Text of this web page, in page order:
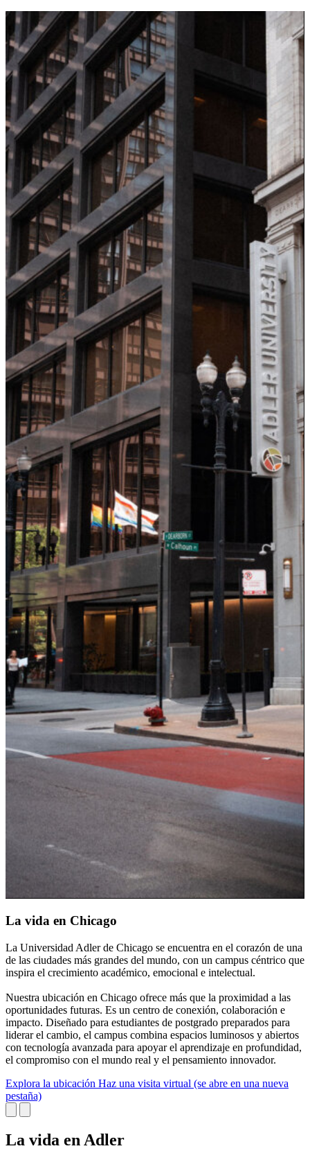
La vida en Chicago
La Universidad Adler de Chicago se encuentra en el corazón de una
de las ciudades más grandes del mundo, con un campus céntrico que
inspira el crecimiento académico, emocional e intelectual.
Nuestra ubicación en Chicago ofrece más que la proximidad a las
oportunidades futuras. Es un centro de conexión, colaboración e
impacto. Diseñado para estudiantes de postgrado preparados para
liderar el cambio, el campus combina espacios luminosos y abiertos
con tecnología avanzada para apoyar el aprendizaje en profundidad,
el compromiso con el mundo real y el pensamiento innovador.
Explora la ubicación Haz una visita virtual (se abre en una nueva
pestaña)
La vida en Adler